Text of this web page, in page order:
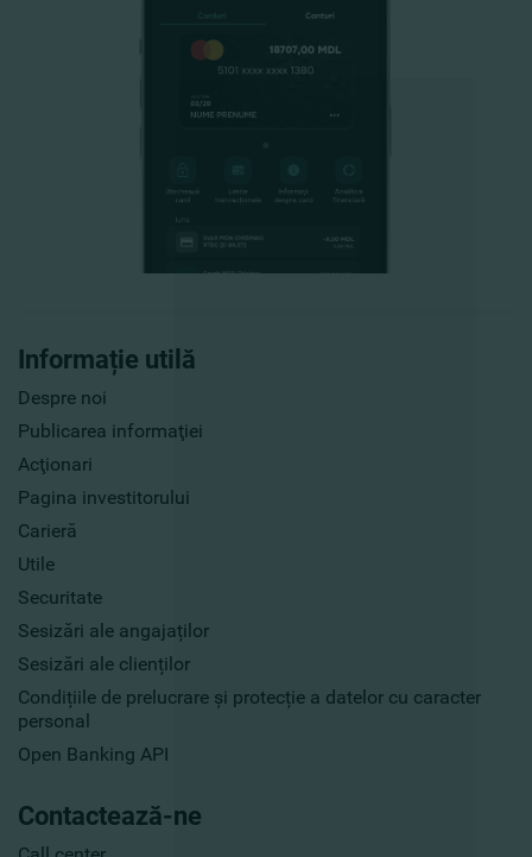
Informație utilă
Despre noi
Publicarea informaţiei
Acţionari
Pagina investitorului
Carieră
Utile
Securitate
Sesizări ale angajaților
Sesizări ale clienților
Condițiile de prelucrare și protecție a datelor cu caracter
personal
Open Banking API
Contactează-ne